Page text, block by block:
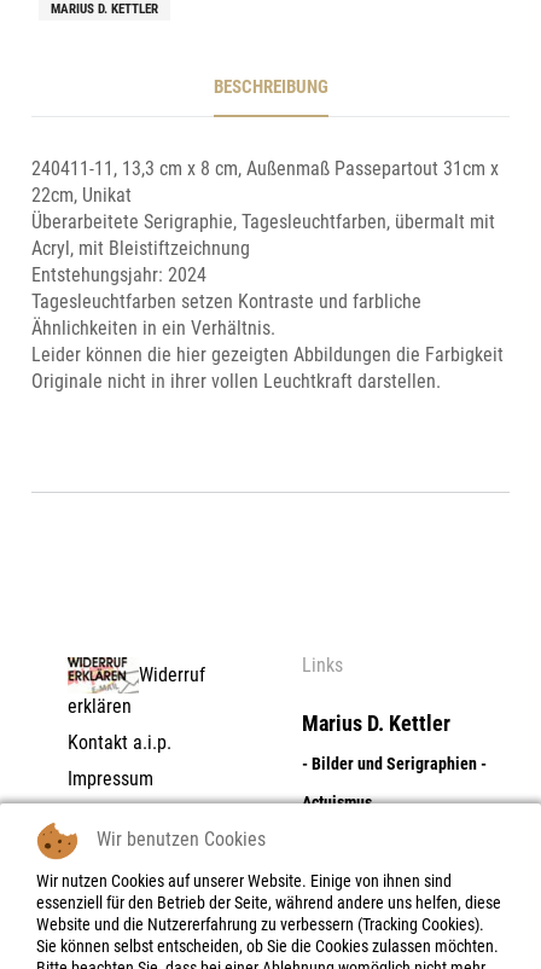
MARIUS D. KETTLER
BESCHREIBUNG
240411-11, 13,3 cm x 8 cm, Außenmaß Passepartout 31cm x
22cm, Unikat
Überarbeitete Serigraphie, Tagesleuchtfarben, übermalt mit
Acryl, mit Bleistiftzeichnung
Entstehungsjahr: 2024
Tagesleuchtfarben setzen Kontraste und farbliche
Ähnlichkeiten in ein Verhältnis.
Leider können die hier gezeigten Abbildungen die Farbigkeit
Originale nicht in ihrer vollen Leuchtkraft darstellen.
Widerruf
erklären
Kontakt a.i.p.
Impressum
AGB | Zahlungs- und
Lieferbedingungen |
Widerrufsrecht
Widerrufsbelehrung |
Links
Marius D. Kettler
- Bilder und Serigraphien -
Actuismus
- Digitale Photographie -
Objektboxen - Skulpturen -
Wir benutzen Cookies
Wir nutzen Cookies auf unserer Website. Einige von ihnen sind
essenziell für den Betrieb der Seite, während andere uns helfen, diese
Website und die Nutzererfahrung zu verbessern (Tracking Cookies).
Sie können selbst entscheiden, ob Sie die Cookies zulassen möchten.